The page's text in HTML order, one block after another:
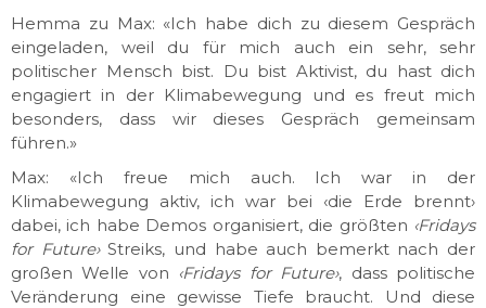
Hemma zu Max: «Ich habe dich zu diesem Gespräch
eingeladen, weil du für mich auch ein sehr, sehr
politischer Mensch bist. Du bist Aktivist, du hast dich
engagiert in der Klimabewegung und es freut mich
besonders, dass wir dieses Gespräch gemeinsam
führen.»
Max: «Ich freue mich auch. Ich war in der
Klimabewegung aktiv, ich war bei ‹die Erde brennt›
dabei, ich habe Demos organisiert, die größten ‹Fridays
for Future›Streiks, und habe auch bemerkt nach der
großen Welle von ‹Fridays for Future›, dass politische
Veränderung eine gewisse Tiefe braucht. Und diese